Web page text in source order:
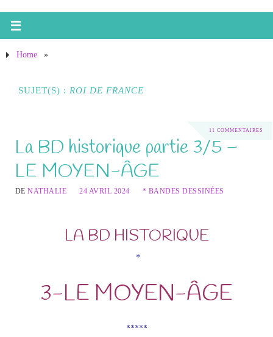
Home »
SUJET(S) : ROI DE FRANCE
11 COMMENTAIRES
La BD historique partie 3/5 –
LE MOYEN-ÂGE
DENATHALIE 24 AVRIL 2024 * BANDES DESSINÉES
LA BD HISTORIQUE
*
3-LE MOYEN-ÂGE
*****